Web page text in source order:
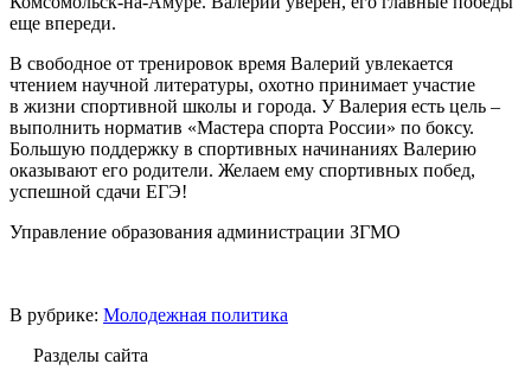
еще впереди.
В свободное от тренировок время Валерий увлекается
чтением научной литературы, охотно принимает участие
в жизни спортивной школы и города. У Валерия есть цель –
выполнить норматив «Мастера спорта России» по боксу.
Большую поддержку в спортивных начинаниях Валерию
оказывают его родители. Желаем ему спортивных побед,
успешной сдачи ЕГЭ!
Управление образования администрации ЗГМО
В рубрике: Молодежная политика
Разделы сайта